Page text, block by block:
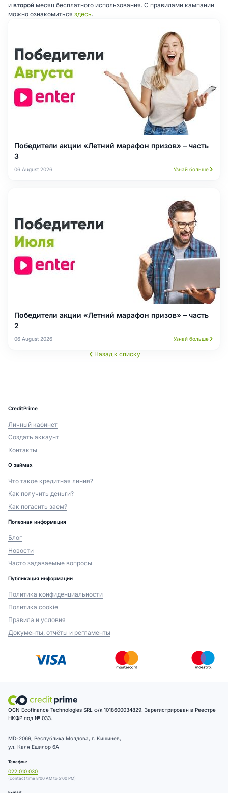
и второй месяц бесплатного использования. С правилами кампании
можно ознакомиться здесь.
Победители акции «Летний марафон призов» – часть
3
06 August 2026 Узнай больше
Победители акции «Летний марафон призов» – часть
2
06 August 2026 Узнай больше
Назад к списку
CreditPrime
Личный кабинет
Создать аккаунт
Контакты
О займах
Что такое кредитная линия?
Как получить деньги?
Как погасить заем?
Полезная информация
Блог
Новости
Часто задаваемые вопросы
Публикация информации
Политика конфиденциальности
Политика cookie
Правила и условия
Документы, отчёты и регламенты
OCN Ecofinance Technologies SRL ф/к 1018600034829. Зарегистрирован в Реестре
НКФР под № 033.
MD-2069, Республика Молдова, г. Кишинев,
ул. Каля Ешилор 6А
Телефон:
022 010 030
(contact time 8:00 AM to 5:00 PM)